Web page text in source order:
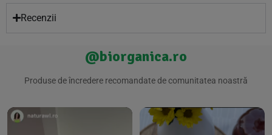
Recenzii
@biorganica.ro
Produse de încredere recomandate de comunitatea noastră